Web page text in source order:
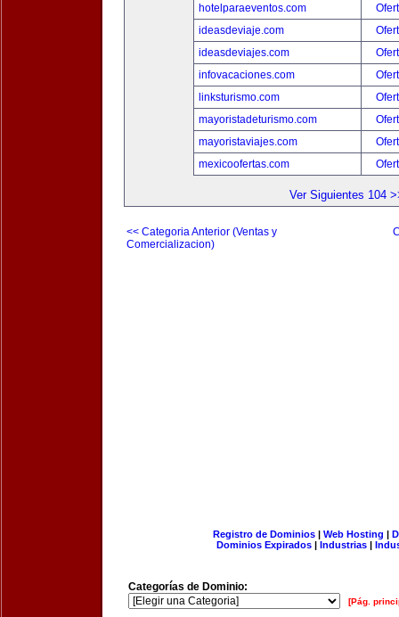
hotelparaeventos.com
ideasdeviaje.com
ideasdeviajes.com
infovacaciones.com
linksturismo.com
mayoristadeturismo.com
mayoristaviajes.com
mexicoofertas.com
Ver Siguientes 104
<< Categoria Anterior (Ventas y
Comercializacion)
Registro de Dominios| Web Hosting |
Dominios Expirados | Industrias |
Categorías de Dominio:
[Pág.